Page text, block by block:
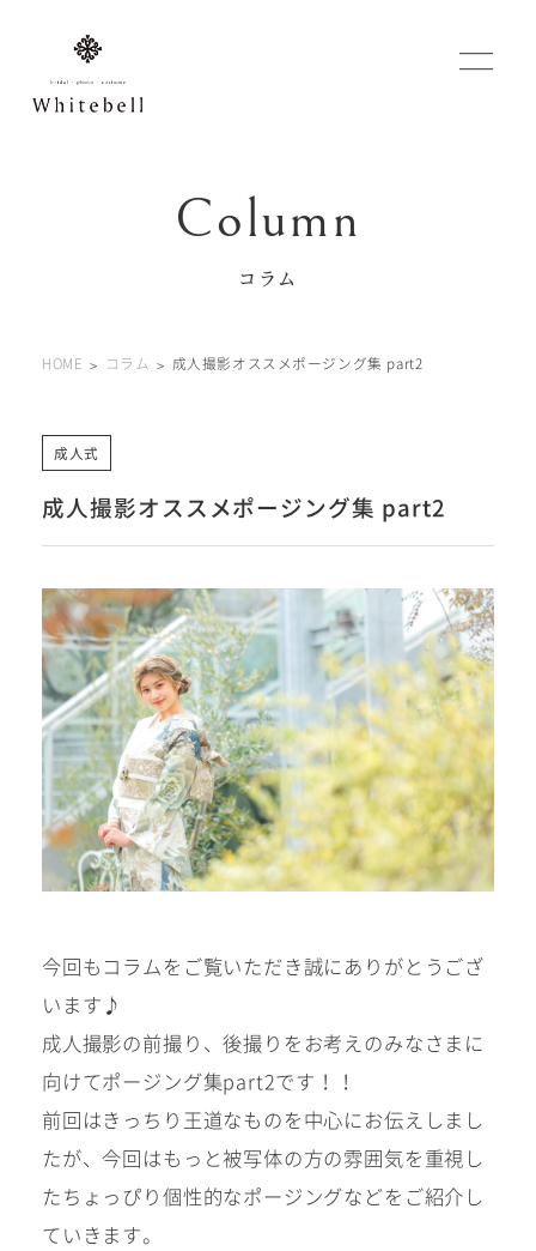
WEBでご予約
浜松店
営業時間 10:00～19:00 水曜日、第2第4火曜日定休
#撮影メニュー
ウエディング マタニティ
初宮参り/
百日祝い
ベビー&
キッズ
七五三
七五三
お出かけ
卒園/入学
十三参り
大学/専門
成人式
コラム
HOME コラム 成人撮影オススメポージング集 part2
成人式
成人撮影オススメポージング集 part2
今回もコラムをご覧いただき誠にありがとうござ
います♪
成人撮影の前撮り、後撮りをお考えのみなさまに
向けてポージング集part2です！！
前回はきっちり王道なものを中心にお伝えしまし
たが、今回はもっと被写体の方の雰囲気を重視し
たちょっぴり個性的なポージングなどをご紹介し
ていきます。